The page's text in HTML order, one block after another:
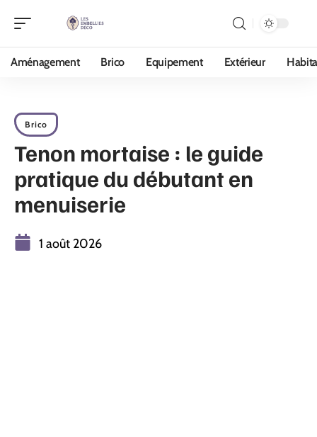
Aménagement Brico Equipement Extérieur
Brico
Tenon mortaise : le guide
pratique du débutant en
menuiserie
1 août 2026